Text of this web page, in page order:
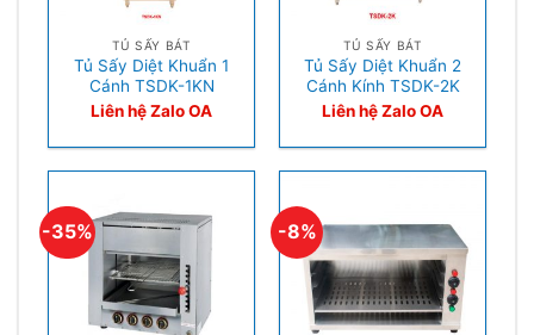
TỦ SẤY BÁT
Tủ Sấy Diệt Khuẩn 1
Cánh TSDK-1KN
Liên hệ Zalo OA
TỦ SẤY BÁT
Tủ Sấy Diệt Khuẩn 2
Cánh Kính TSDK-2K
Liên hệ Zalo OA
-35% -8%